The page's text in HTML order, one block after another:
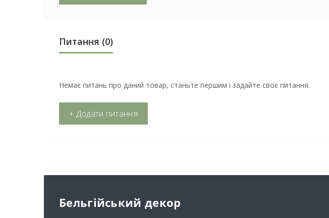
Питання (0)
Немає питань про даний товар, станьте першим і задайте своє питання.
+ Додати питання
Бельгійський декор